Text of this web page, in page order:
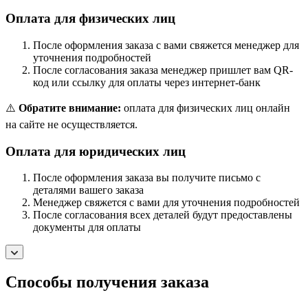
Оплата для физических лиц
После оформления заказа с вами свяжется менеджер для
уточнения подробностей
После согласования заказа менеджер пришлет вам QR-
код или ссылку для оплаты через интернет-банк
⚠️ Обратите внимание: оплата для физических лиц онлайн
на сайте не осуществляется.
Оплата для юридических лиц
После оформления заказа вы получите письмо с
деталями вашего заказа
Менеджер свяжется с вами для уточнения подробностей
После согласования всех деталей будут предоставлены
документы для оплаты
Способы получения заказа